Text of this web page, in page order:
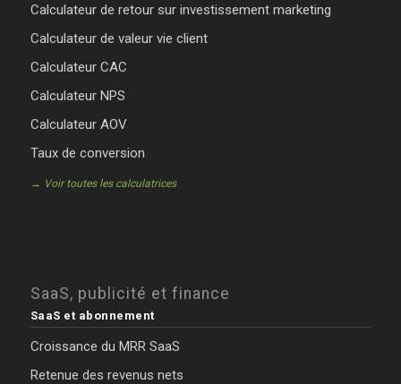
Calculateur de retour sur investissement marketing
Calculateur de valeur vie client
Calculateur CAC
Calculateur NPS
Calculateur AOV
Taux de conversion
→ Voir toutes les calculatrices
SaaS, publicité et finance
SaaS et abonnement
Croissance du MRR SaaS
Retenue des revenus nets